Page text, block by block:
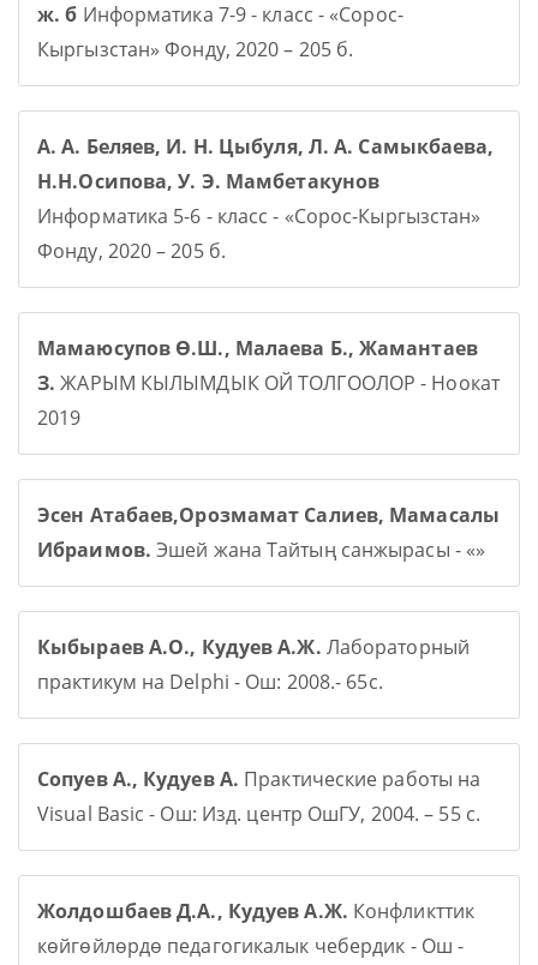
ж. б Информатика 7-9 - класс - «Сорос-
Кыргызстан» Фонду, 2020 – 205 б.
А. А. Беляев, И. Н. Цыбуля, Л. А. Самыкбаева,
Н.Н.Осипова, У. Э. Мамбетакунов
Информатика 5-6 - класс - «Сорос-Кыргызстан»
Фонду, 2020 – 205 б.
Мамаюсупов Ө.Ш., Малаева Б., Жамантаев
З. ЖАРЫМ КЫЛЫМДЫК ОЙ ТОЛГООЛОР - Ноокат
2019
Эсен Атабаев,Орозмамат Салиев, Мамасалы
Ибраимов. Эшей жана Тайтың санжырасы - «»
Кыбыраев А.О., Кудуев А.Ж. Лабораторный
практикум на Delphi - Ош: 2008.- 65с.
Сопуев А., Кудуев А. Практические работы на
Visual Basic - Ош: Изд. центр ОшГУ, 2004. – 55 с.
Жолдошбаев Д.А., Кудуев А.Ж. Конфликттик
көйгөйлөрдө педагогикалык чебердик - Ош -